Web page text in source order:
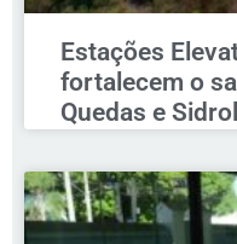
Estações
fortalecem o
Quedas e